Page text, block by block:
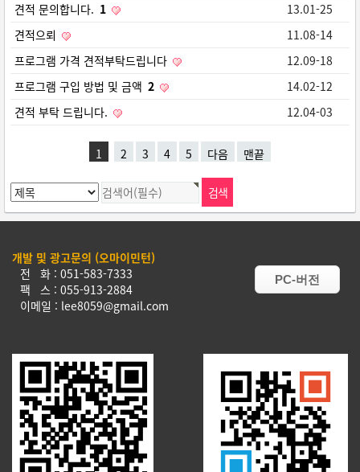
견적 문의합니다. 1
13.01-25
견적으뢰
11.08-14
프로그램 가격 견적부탁드립니다
12.09-18
프로그램 구입 방법 및 금액 2
14.02-12
견적 부탁 드립니다.
12.04-03
1 2 3 4 5 다음 맨끝
개발 및 광고문의 (오마이민턴)
전 화 : 051-583-7333
팩 스 : 055-913-2884
이메일 : lee8059@gmail.com
PC-버전